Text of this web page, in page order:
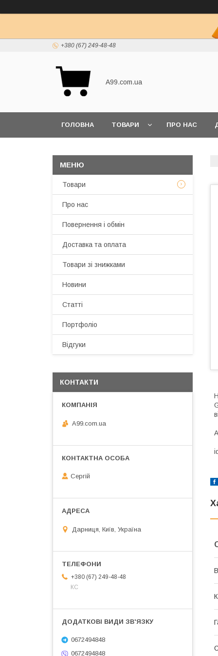
+380 (67) 249-48-48
A99.com.ua
ГОЛОВНА ТОВАРИ ПРО НАС
Товари
Про нас
Повернення і обмін
Доставка та оплата
Товари зі знижками
Новини
Статті
Портфоліо
Відгуки
КОНТАКТИ
A99.com.ua
Сергій
Дарниця, Київ, Україна
+380 (67) 249-48-48
КС
0672494848
0672494848